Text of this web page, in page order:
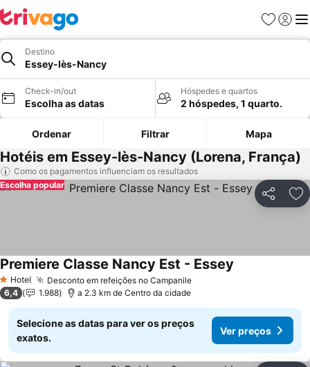
Favoritos
Iniciar
Destino
Essey-lès-Nancy
Check-in/out
Escolha as datas
Hóspedes e quartos
2 hóspedes, 1 quarto.
Ordenar Filtrar Mapa
Hotéis em Essey-lès-Nancy (Lorena, França)
Como os pagamentos influenciam os resultados
Partilhar
Escolha popular
1 Estrelas
Hotel Desconto em refeições no CampanileVer preços
Premiere Classe Nancy Est - Essey
6,4 1.988 a 2.3 km de Centro da cidade
Selecione as datas para ver os preços
exatos.
Ver preços